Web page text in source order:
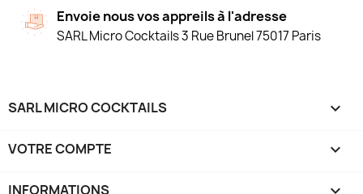
Envoie nous vos appreils à l'adresse
SARL Micro Cocktails 3 Rue Brunel 75017 Paris
SARL MICRO COCKTAILS 
VOTRE COMPTE 
INFORMATIONS